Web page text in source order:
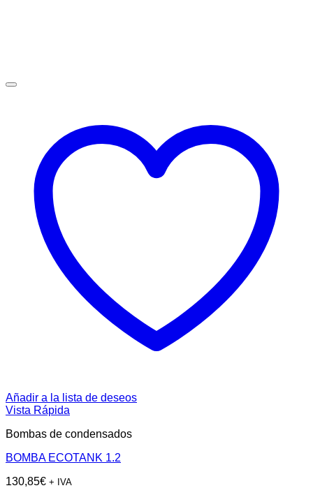
Añadir a la lista de deseos
Vista Rápida
Bombas de condensados
BOMBA ECOTANK 1.2
130,85€ + IVA